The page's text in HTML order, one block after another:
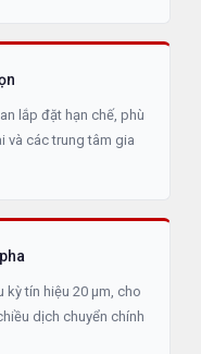
lắp đặt hạn chế, phù
và các trung tâm gia
kỳ tín hiệu 20 µm, cho
dịch chuyển chính